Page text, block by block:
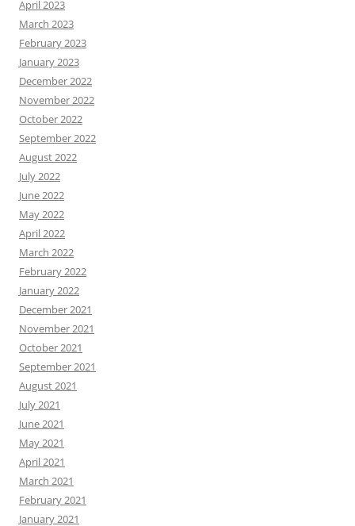
April 2023
March 2023
February 2023
January 2023
December 2022
November 2022
October 2022
September 2022
August 2022
July 2022
June 2022
May 2022
April 2022
March 2022
February 2022
January 2022
December 2021
November 2021
October 2021
September 2021
August 2021
July 2021
June 2021
May 2021
April 2021
March 2021
February 2021
January 2021